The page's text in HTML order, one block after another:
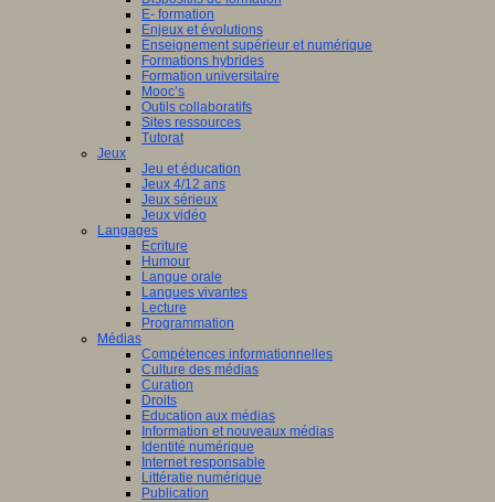
E- formation
Enjeux et évolutions
Enseignement supérieur et numérique
Formations hybrides
Formation universitaire
Mooc’s
Outils collaboratifs
Sites ressources
Tutorat
Jeux
Jeu et éducation
Jeux 4/12 ans
Jeux sérieux
Jeux vidéo
Langages
Ecriture
Humour
Langue orale
Langues vivantes
Lecture
Programmation
Médias
Compétences informationnelles
Culture des médias
Curation
Droits
Education aux médias
Information et nouveaux médias
Identité numérique
Internet responsable
Littératie numérique
Publication